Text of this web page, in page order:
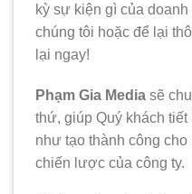
kỳ sự kiện gì của
chúng tôi hoặc để lại
lại ngay!
Phạm Gia Media sẽ
thứ, giúp Quý khách
như tạo thành công
chiến lược của công ty.